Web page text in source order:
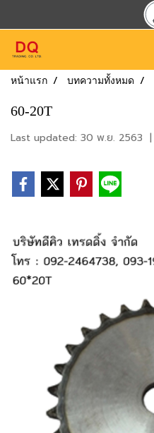
หน้าแรก บทความทั้งหมด
60-20T
Last updated: 30 พ.ย. 2563 |